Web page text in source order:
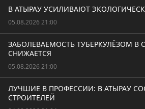
В АТЫРАУ УСИЛИВАЮТ
05.08.2026 21:00
ЗАБОЛЕВАЕМОСТЬ ТУБЕРКУЛЁЗОМ В
СНИЖАЕТСЯ
05.08.2026 21:00
ЛУЧШИЕ В ПРОФЕССИИ: В АТЫРАУ
СТРОИТЕЛЕЙ